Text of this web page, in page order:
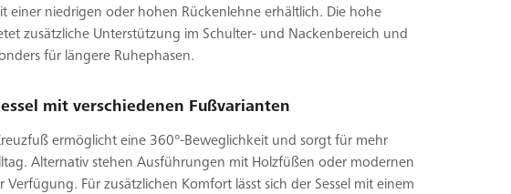
einer niedrigen oder hohen Rückenlehne erhältlich. Die hohe
zusätzliche Unterstützung im Schulter- und Nackenbereich und
für längere Ruhephasen.
mit verschiedenen Fußvarianten
ermöglicht eine 360°-Beweglichkeit und sorgt für mehr
Alternativ stehen Ausführungen mit Holzfüßen oder modernen
Verfügung. Für zusätzlichen Komfort lässt sich der Sessel mit einem